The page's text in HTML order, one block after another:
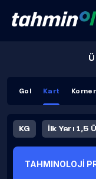
Gol Kart Korner
KG İlk Yarı 1,5
TAHMINOLOJİ